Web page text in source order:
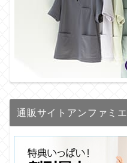
通販サイトアンファミエ